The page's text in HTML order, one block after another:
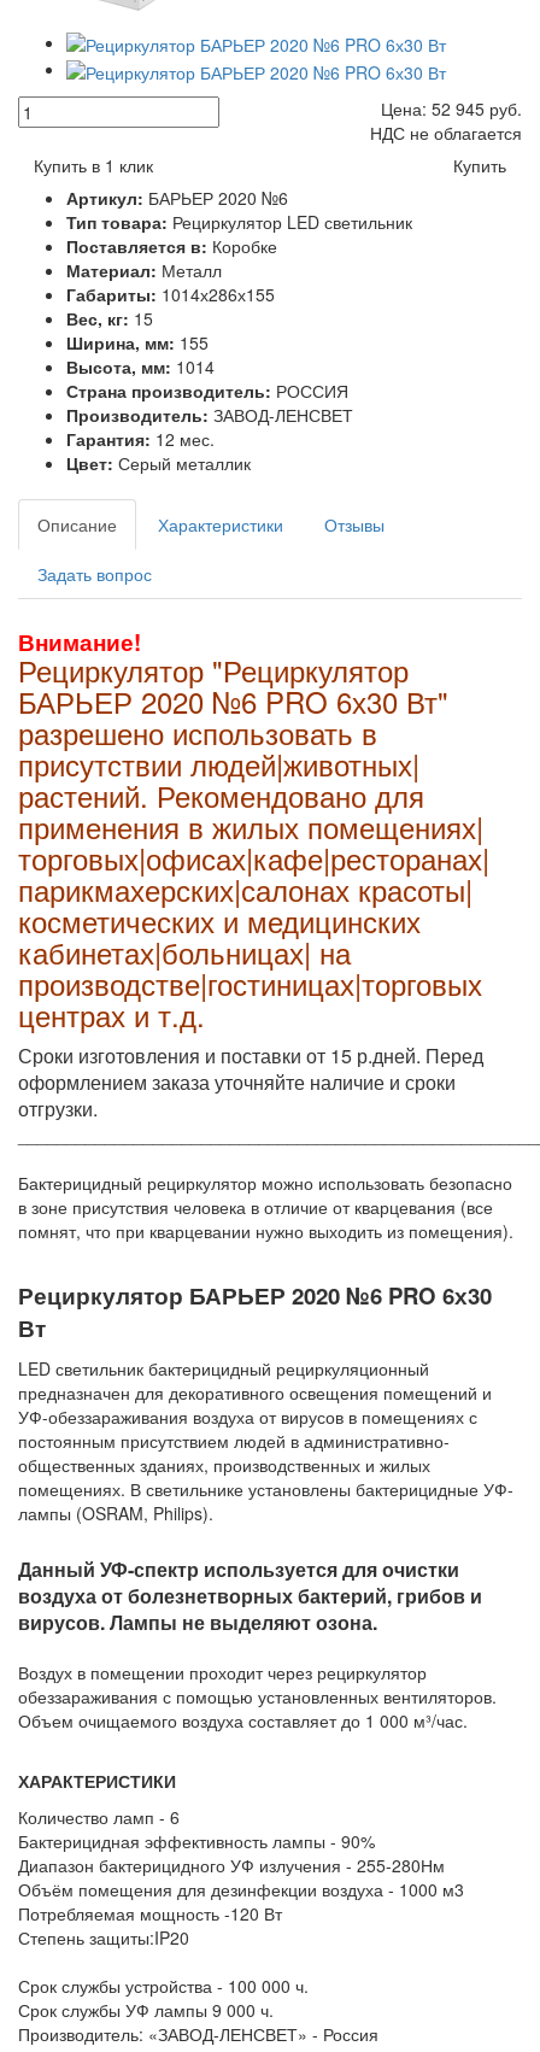
Цена: 52 945 руб.
НДС не облагается
Купить в 1 клик
Купить
Артикул: БАРЬЕР 2020 №6
Тип товара: Рециркулятор LED светильник
Поставляется в: Коробке
Материал: Металл
Габариты: 1014х286х155
Вес, кг: 15
Ширина, мм: 155
Высота, мм: 1014
Страна производитель: РОССИЯ
Производитель: ЗАВОД-ЛЕНСВЕТ
Гарантия: 12 мес.
Цвет: Серый металлик
Описание Характеристики Отзывы
Задать вопрос
Внимание!
Рециркулятор "Рециркулятор
БАРЬЕР 2020 №6 PRO 6х30 Вт"
разрешено использовать в
присутствии людей|животных|
растений. Рекомендовано для
применения в жилых помещениях|
торговых|офисах|кафе|ресторанах|
парикмахерских|салонах красоты|
косметических и медицинских
кабинетах|больницах| на
производстве|гостиницах|торговых
центрах и т.д.
Сроки изготовления и поставки от 15 р.дней. Перед
оформлением заказа уточняйте наличие и сроки
отгрузки.
Бактерицидный рециркулятор можно использовать безопасно
в зоне присутствия человека в отличие от кварцевания (все
помнят, что при кварцевании нужно выходить из помещения).
Рециркулятор БАРЬЕР 2020 №6 PRO 6х30
Вт
LED светильник бактерицидный рециркуляционный
предназначен для декоративного освещения помещений и
УФ-обеззараживания воздуха от вирусов в помещениях с
постоянным присутствием людей в административно-
общественных зданиях, производственных и жилых
помещениях. В светильнике установлены бактерицидные УФ-
лампы (OSRAM, Philips).
Данный УФ-спектр используется для очистки
воздуха от болезнетворных бактерий, грибов и
вирусов. Лампы не выделяют озона.
Воздух в помещении проходит через рециркулятор
обеззараживания с помощью установленных вентиляторов.
Объем очищаемого воздуха составляет до 1 000 м³/час.
ХАРАКТЕРИСТИКИ
Количество ламп - 6
Бактерицидная эффективность лампы - 90%
Диапазон бактерицидного УФ излучения - 255-280Нм
Объём помещения для дезинфекции воздуха - 1000 м3
Потребляемая мощность -120 Вт
Степень защиты:IP20
Срок службы устройства - 100 000 ч.
Срок службы УФ лампы 9 000 ч.
Производитель: «ЗАВОД-ЛЕНСВЕТ» - Россия